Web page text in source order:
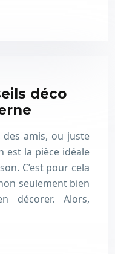
déco
amis, ou juste
est la pièce idéale
C’est pour cela
seulement bien
décorer. Alors,